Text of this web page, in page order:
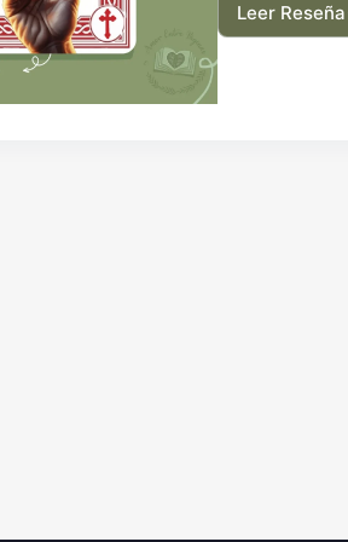
Leer Reseña
El